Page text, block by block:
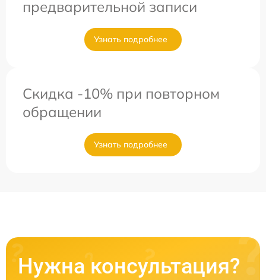
предварительной записи
Узнать подробнее
Скидка -10% при повторном
обращении
Узнать подробнее
Нужна консультация?